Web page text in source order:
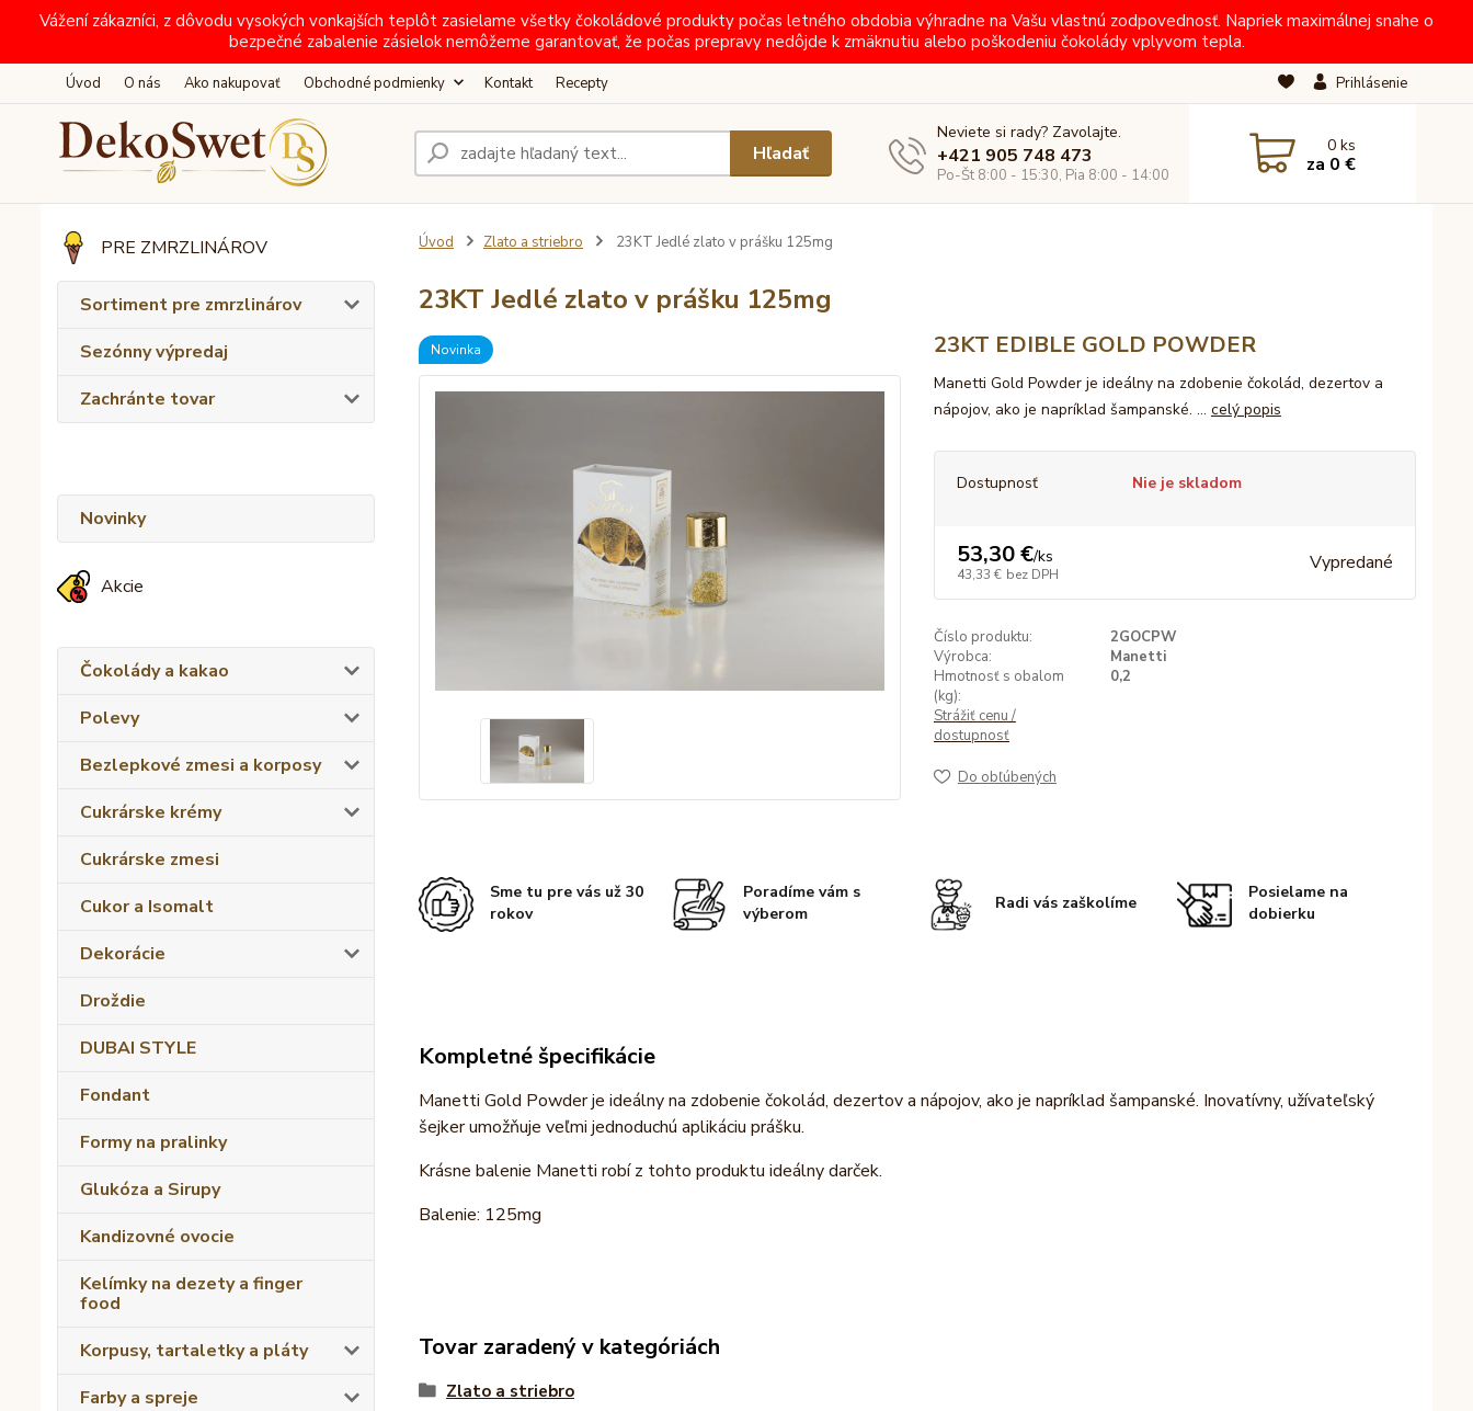
Vážení zákazníci, z dôvodu vysokých vonkajších teplôt zasielame všetky čokoládové produkty počas letného obdobia výhradne na Vašu vlastnú zodpovednosť. Napriek maximálnej snahe o
bezpečné zabalenie zásielok nemôžeme garantovať, že počas prepravy nedôjde k zmäknutiu alebo poškodeniu čokolády vplyvom tepla.
Úvod O nás Ako nakupovať Obchodné podmienky Kontakt Recepty Prihlásenie
Hľadať
Neviete si rady? Zavolajte.
+421 905 748 473
Po-Št 8:00 - 15:30, Pia 8:00 - 14:00
0ks
za 0 €
PRE ZMRZLINÁROV
Sortiment pre zmrzlinárov
Sezónny výpredaj
Zachránte tovar
Novinky
Akcie
Čokolády a kakao
Polevy
Bezlepkové zmesi a korposy
Cukrárske krémy
Cukrárske zmesi
Cukor a Isomalt
Dekorácie
Droždie
DUBAI STYLE
Fondant
Formy na pralinky
Glukóza a Sirupy
Kandizovné ovocie
Kelímky na dezety a finger
food
Korpusy, tartaletky a pláty
Farby a spreje
Úvod Zlato a striebro 23KT Jedlé zlato v prášku 125mg
23KT Jedlé zlato v prášku 125mg
Novinka 23KT EDIBLE GOLD POWDER
Manetti Gold Powder je ideálny na zdobenie čokolád, dezertov a
nápojov, ako je napríklad šampanské. ... celý popis
Dostupnosť Nie je skladom
53,30 €/ks
43,33 € bez DPH Vypredané
Číslo produktu:
2GOCPW
Výrobca:
Manetti
Hmotnosť s obalom
(kg):
0,2
Strážiť cenu /
dostupnosť
Do obľúbených
Sme tu pre vás už 30
rokov
Poradíme vám s
výberom
Radi vás zaškolíme
Posielame na
dobierku
Kompletné špecifikácie
Manetti Gold Powder je ideálny na zdobenie čokolád, dezertov a nápojov, ako je napríklad šampanské. Inovatívny, užívateľský
šejker umožňuje veľmi jednoduchú aplikáciu prášku.
Krásne balenie Manetti robí z tohto produktu ideálny darček.
Balenie: 125mg
Tovar zaradený v kategóriách
Zlato a striebro